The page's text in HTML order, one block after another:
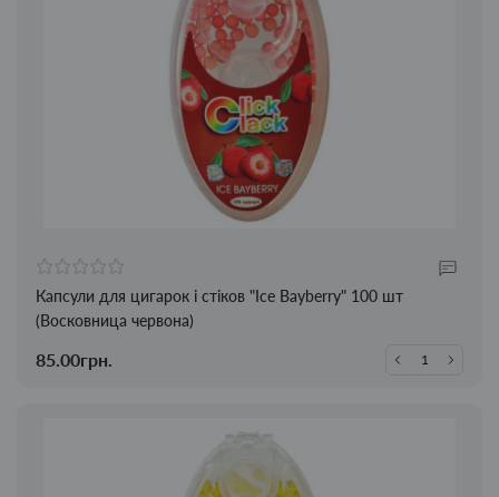
Капсули для цигарок і стіков "Ice Bayberry" 100 шт
(Восковница червона)
85.00грн.